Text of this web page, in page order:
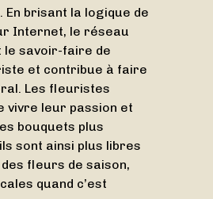
En brisant la logique de
Internet, le réseau
le savoir-faire de
et contribue à faire
Les fleuristes
vivre leur passion et
bouquets plus
sont ainsi plus libres
fleurs de saison,
quand c’est